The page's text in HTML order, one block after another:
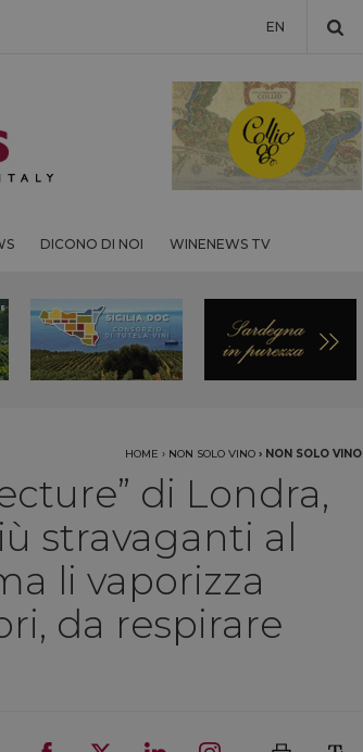
EN
DICONO DI NOI WINENEWS TV
HOME › NON SOLO VINO › NON SOLO VINO
di Londra,
stravaganti al
li vaporizza
da respirare